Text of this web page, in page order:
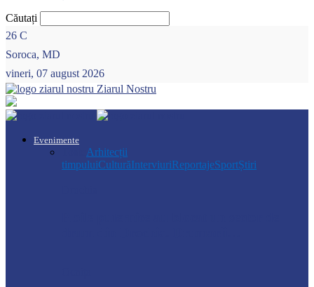
Căutați
26 C
Soroca, MD
vineri, 07 august 2026
Ziarul Nostru
Evenimente
Arhitecții
timpuluiCulturăInterviuriReportajeSportȘtiri